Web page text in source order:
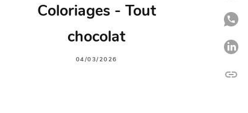
Coloriages - Tout
chocolat
04/03/2026
link